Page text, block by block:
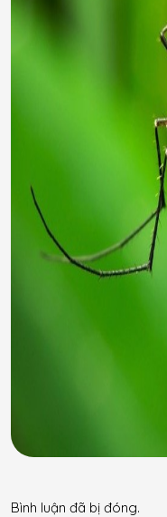
Bình luận đã bị đóng.